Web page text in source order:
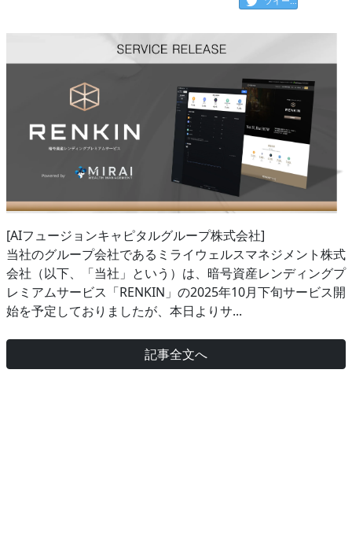
[AIフュージョンキャピタルグループ株式会社]
当社のグループ会社であるミライウェルスマネジメント株式
会社（以下、「当社」という）は、暗号資産レンディングプ
レミアムサービス「RENKIN」の2025年10月下旬サービス開
始を予定しておりましたが、本日よりサ...
記事全文へ